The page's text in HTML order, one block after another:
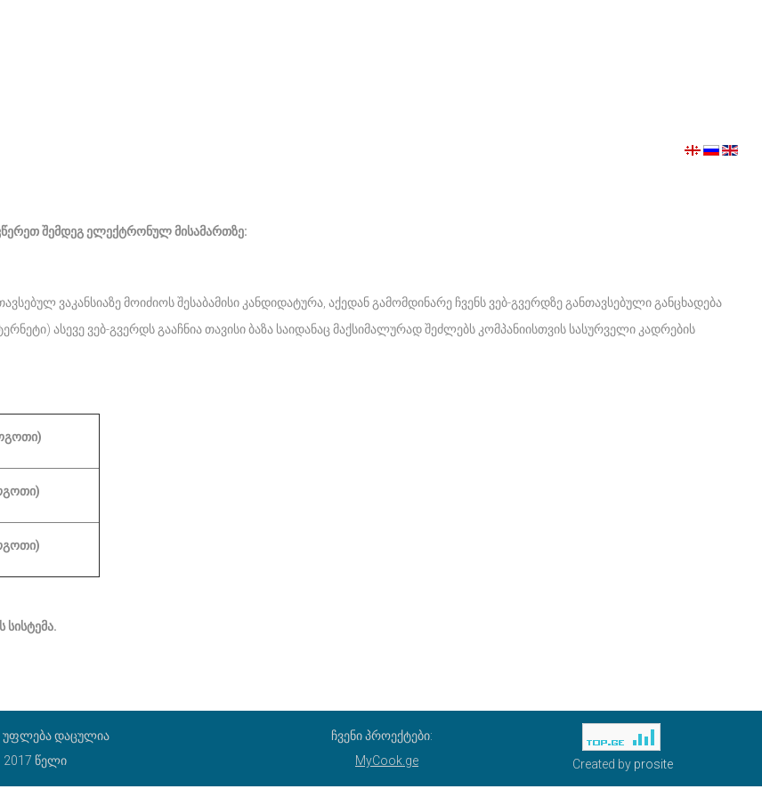
შემდეგ ელექტრონულ მისამართზე:
ვაკანსიაზე მოიძიოს შესაბამისი კანდიდატურა, აქედან გამომდინარე ჩვენს ვებ-გვერდზე განთავსებული განცხადება
ასევე ვებ-გვერდს გააჩნია თავისი ბაზა საიდანაც მაქსიმალურად შეძლებს კომპანიისთვის სასურველი კადრების
)
)
)
უფლება დაცულია
2017 წელი
ჩვენი პროექტები:
MyCook.ge
Created by prosite